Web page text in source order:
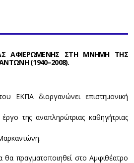
ΑΦΙΕΡΩΜΕΝΗΣ ΣΤΗ ΜΝΗΜΗ ΤΗΣ
(1940–2008).
ΕΚΠΑ διοργανώνει επιστημονική
της αναπληρώτριας καθηγήτριας
θα πραγματοποιηθεί στο Αμφιθέατρο